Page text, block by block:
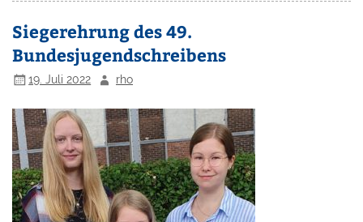
Siegerehrung des 49.
Bundesjugendschreibens
19. Juli 2022 rho